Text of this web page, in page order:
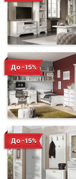
До -15%
До -15%